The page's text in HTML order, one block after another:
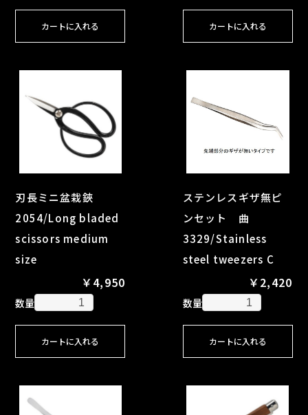
カートに入れる カートに入れる
刃長ミニ盆栽鋏
2054/Long bladed
scissors medium
size
￥4,950
数量
カートに入れる
ステンレスギザ無ピ
ンセット 曲
3329/Stainless
steel tweezers C
￥2,420
数量
カートに入れる